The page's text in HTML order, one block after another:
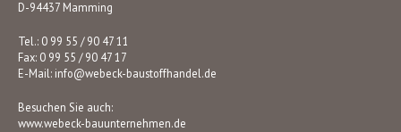
D-94437 Mamming
Tel.: 0 99 55 / 90 47 11
Fax: 0 99 55 / 90 47 17
E-Mail: info@webeck-baustoffhandel.de
Besuchen Sie auch:
www.webeck-bauunternehmen.de